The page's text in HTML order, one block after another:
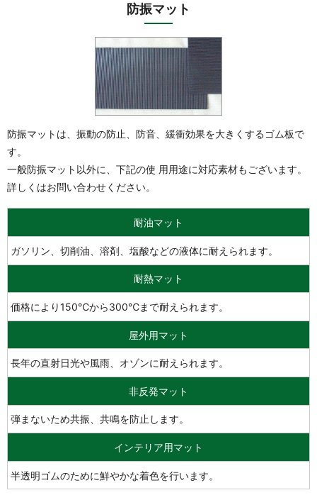
防振マット
防振マットは、振動の防止、防音、緩衝効果を大きくするゴム板で
す。
一般防振マット以外に、下記の使 用用途に対応素材もございます。
詳しくはお問い合わせください。
耐油マット
ガソリン、切削油、溶剤、塩酸などの液体に耐えられます。
耐熱マット
価格により150℃から300℃まで耐えられます。
屋外用マット
長年の直射日光や風雨、オゾンに耐えられます。
非反発マット
弾まないため共振、共鳴を防止します。
インテリア用マット
半透明ゴムのために鮮やかな着色を行います。